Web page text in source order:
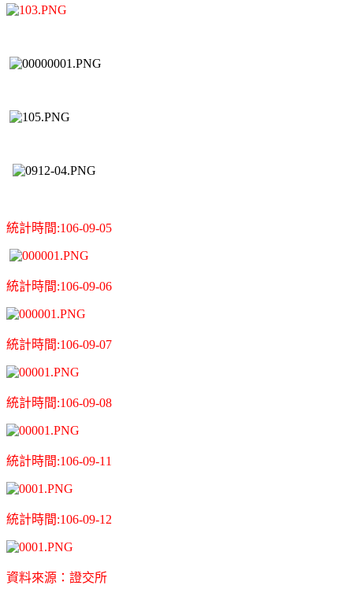
統計時間:106-09-05
統計時間:106-09-06
統計時間:106-09-07
統計時間:106-09-08
統計時間:106-09-11
統計時間:106-09-12
資料來源：證交所